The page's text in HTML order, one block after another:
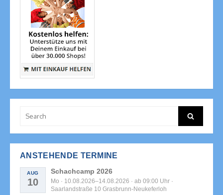
for:
Search
ANSTEHENDE TERMINE
AUG
10
Schachcamp 2026
Mo · 10.08.2026–14.08.2026 · ab 09:00 Uhr ·
Saarlandstraße 10 Grasbrunn-Neukeferloh